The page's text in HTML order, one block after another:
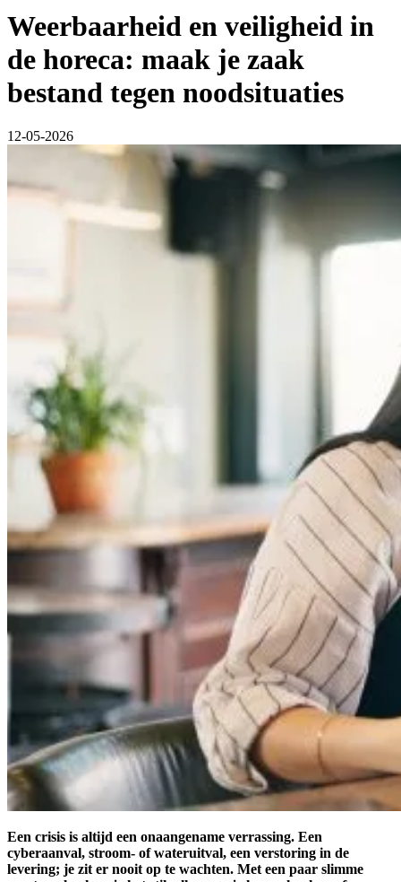
Weerbaarheid en veiligheid in
de horeca: maak je zaak
bestand tegen noodsituaties
12-05-2026
Een crisis is altijd een onaangename verrassing. Een
cyberaanval, stroom- of wateruitval, een verstoring in de
levering; je zit er nooit op te wachten. Met een paar slimme